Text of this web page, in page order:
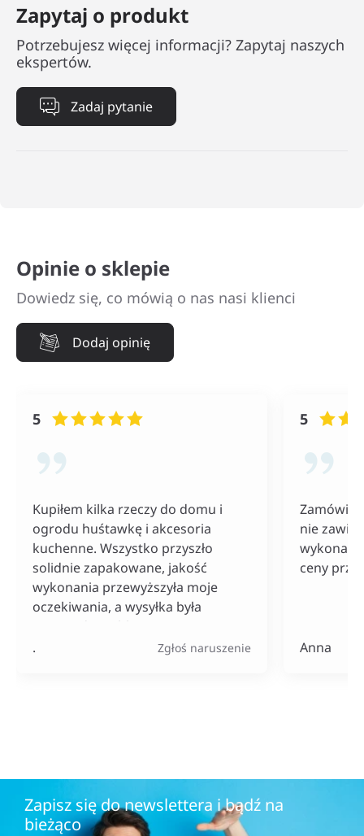
Zapytaj o produkt
Potrzebujesz więcej informacji? Zapytaj naszych
ekspertów.
Zadaj pytanie
Opinie o sklepie
Dowiedz się, co mówią o nas nasi klienci
Dodaj opinię
5
Kupiłem kilka rzeczy do domu i
ogrodu huśtawkę i akcesoria
kuchenne. Wszystko przyszło
solidnie zapakowane, jakość
wykonania przewyższyła moje
oczekiwania, a wysyłka była
naprawdę szybka. Do tego ceny
bardzo konkurencyjne, szczególnie
. Zgłoś naruszenie
5
nie
ceny
Anna
Zapisz się do newslettera i bądź na
bieżąco